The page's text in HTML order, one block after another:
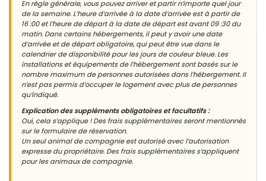
En règle générale, vous pouvez arriver et partir n’importe quel jour
de la semaine. L’heure d’arrivée à la date d’arrivée est à partir de
16 :00 et l’heure de départ à la date de départ est avant 09 :30 du
matin. Dans certains hébergements, il peut y avoir une date
d’arrivée et de départ obligatoire, qui peut être vue dans le
calendrier de disponibilité pour les jours de couleur bleue. Les
installations et équipements de l’hébergement sont basés sur le
nombre maximum de personnes autorisées dans l’hébergement. Il
n’est pas permis d’occuper le logement avec plus de personnes
qu’indiqué.
Explication des suppléments obligatoires et facultatifs :
Oui, cela s’applique ! Des frais supplémentaires seront mentionnés
sur le formulaire de réservation.
Un seul animal de compagnie est autorisé avec l’autorisation
expresse du propriétaire. Des frais supplémentaires s’appliquent
pour les animaux de compagnie.